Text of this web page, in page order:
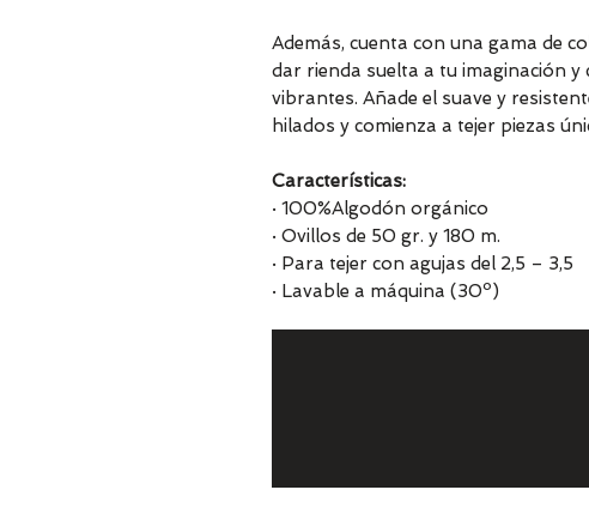
Además, cuenta con una gama de
dar rienda suelta a tu imaginación
vibrantes. Añade el suave y
hilados y comienza a tejer piezas
Características:
· 100%Algodón orgánico
· Ovillos de 50 gr. y 180 m.
· Para tejer con agujas del 2,5 – 3,5
· Lavable a máquina (30º)